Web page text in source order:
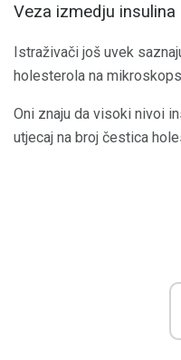
Veza izmedju
Istraživači još uvek
holesterola na
Oni znaju da visoki nivoi
utjecaj na broj čestica